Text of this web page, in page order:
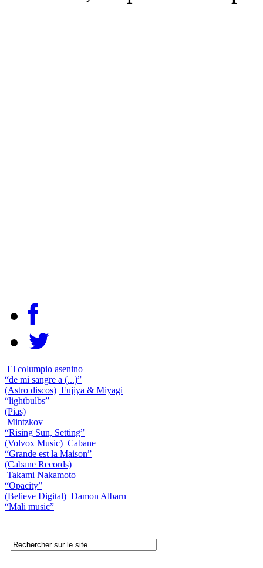
El columpio asenino
“de mi sangre a (...)”
(Astro discos) Fujiya & Miyagi
“lightbulbs”
(Pias)
Mintzkov
“Rising Sun, Setting”
(Volvox Music) Cabane
“Grande est la Maison”
(Cabane Records)
Takami Nakamoto
“Opacity”
(Believe Digital) Damon Albarn
“Mali music”